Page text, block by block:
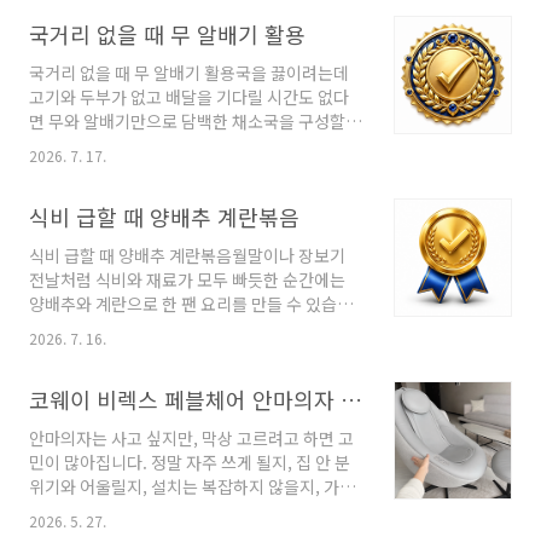
할 수 있습니다. 독자가 꼭 확인할 부분‘마약류 성
분인데 온라인서 버젓이 광고…무더기 적발’ 관
련 내용을 실..
간 조절을 꼼꼼히 확인해야 합니다. 국물 간에서
계란 넣기에서 대파 마무리 대파 계란국 긴급 조
리 1 국물 간 2 계란 넣기 3 대파 마무리 상황을
먼저 확인하고 필요한 만큼만 준비하세요 계란국
이 긴급 메뉴에 맞는 이유계란국은 물과 기본 간
만 있어도 만들 수 있고, 절단대파를 사용하면 씻
소금이나 국간장으로 간을 맞추고 잘 푼 계란을
천천히 둘러 넣으면 부드러운 형태가 만들어집
니..
국거리 없을 때 무 알배기 활용
국거리 없을 때 무 알배기 활용국을 끓이려는데
고기와 두부가 없고 배달을 기다릴 시간도 없다
면 무와 알배기만으로 담백한 채소국을 구성할
수 있습니다. 무는 국물 맛을 정리하고 알배기는
부드러운 잎 식감을 더해 간단한 아침국이나 저
큼 간을 세게 하기보다 끓이는 순서로 맛을 내는
것이 중요합니다. 무 끓이기에서 줄기 넣기에서
잎 마무리 고기 없는 채소국 3단계 1 무 끓이기 2
줄기 넣기 3 잎 마무리 상황을 먼저 확인하고 필
요한 만큼만 준비하세요 무와 알배기가 국에 맞
는 이유무는 얇게 썰어 충분히 끓이면 국물에 은
도가 달라 식감을 나누기 쉽습니다. 먼저 무를 끓
여 국물의 바탕을 만들고 알배기 줄기, 잎 순서로
넣..
2026. 7. 17.
식비 급할 때 양배추 계란볶음
식비 급할 때 양배추 계란볶음월말이나 장보기
전날처럼 식비와 재료가 모두 빠듯한 순간에는
양배추와 계란으로 한 팬 요리를 만들 수 있습니
다. 양배추를 얇게 썰어 먼저 익히고 계란을 더하
면 밥반찬, 덮밥, 간단한 아침 메뉴로 전환하기 쉽
소비량과 냉장 보관 공간을 기준으로 선택해야
합니다. 얇게 썰기에서 센 불 볶기에서 계란 완전
가열 식비 위기 한 팬 해결 1 얇게 썰기 2 센 불 볶
기 3 계란 완전가열 상황을 먼저 확인하고 필요한
만큼만 준비하세요 양배추와 계란 조합이 실용적
인 이유양배추는 채를 썰면 빠르게 익고 계란은
2026. 7. 16.
코웨이 비렉스 페블체어 안마의자 방문설치, 온라인으로 간편하게 휴식 공간을 만드는 선택
안마의자는 사고 싶지만, 막상 고르려고 하면 고
민이 많아집니다. 정말 자주 쓰게 될지, 집 안 분
위기와 어울릴지, 설치는 복잡하지 않을지, 가격
만큼 만족할 수 있을지 쉽게 결정하기 어렵습니
다. 특히 거실이나 방 한쪽에 오래 두는 제품이라
2026. 5. 27.